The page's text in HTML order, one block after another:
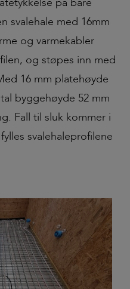
svalehale med 16mm
og varmekabler
og støpes inn med
16 mm platehøyde
byggehøyde 52 mm
Fall til sluk kommer i
svalehaleprofilene